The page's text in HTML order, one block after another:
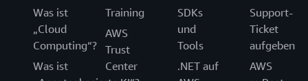
Was ist
„Cloud
Computing“?
Was ist
Training
AWS
Trust
Center
SDKs
und
Tools
.NET auf
Support-
Ticket
aufgeben
AWS